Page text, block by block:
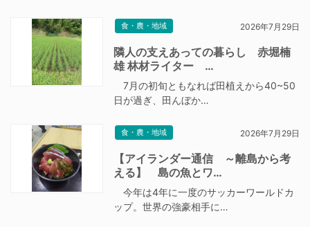
食・農・地域 2026年7月29日
隣人の支えあっての暮らし 赤堀楠
雄 林材ライター …
7月の初旬ともなれば田植えから40~50
日が過ぎ、田んぼか…
食・農・地域 2026年7月29日
【アイランダー通信 ～離島から考
える】 島の魚とワ…
今年は4年に一度のサッカーワールドカ
ップ。世界の強豪相手に…